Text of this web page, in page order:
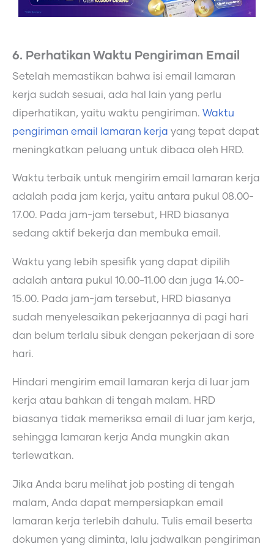
6. Perhatikan Waktu Pengiriman Email
Setelah memastikan bahwa isi email lamaran
kerja sudah sesuai, ada hal lain yang perlu
diperhatikan, yaitu waktu pengiriman. Waktu
pengiriman email lamaran kerja yang tepat dapat
meningkatkan peluang untuk dibaca oleh HRD.
Waktu terbaik untuk mengirim email lamaran kerja
adalah pada jam kerja, yaitu antara pukul 08.00-
17.00. Pada jam-jam tersebut, HRD biasanya
sedang aktif bekerja dan membuka email.
Waktu yang lebih spesifik yang dapat dipilih
adalah antara pukul 10.00-11.00 dan juga 14.00-
15.00. Pada jam-jam tersebut, HRD biasanya
sudah menyelesaikan pekerjaannya di pagi hari
dan belum terlalu sibuk dengan pekerjaan di sore
hari.
Hindari mengirim email lamaran kerja di luar jam
kerja atau bahkan di tengah malam. HRD
biasanya tidak memeriksa email di luar jam kerja,
sehingga lamaran kerja Anda mungkin akan
terlewatkan.
Jika Anda baru melihat job posting di tengah
malam, Anda dapat mempersiapkan email
lamaran kerja terlebih dahulu. Tulis email beserta
dokumen yang diminta, lalu jadwalkan pengiriman